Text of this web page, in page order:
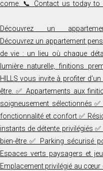
Découvrez un